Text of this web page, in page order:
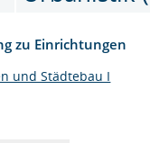
zu Einrichtungen
und Städtebau I